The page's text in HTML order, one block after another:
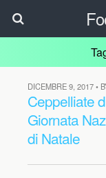
DICEMBRE 9, 2017 •
Ceppelliate
Giornata
di Natale